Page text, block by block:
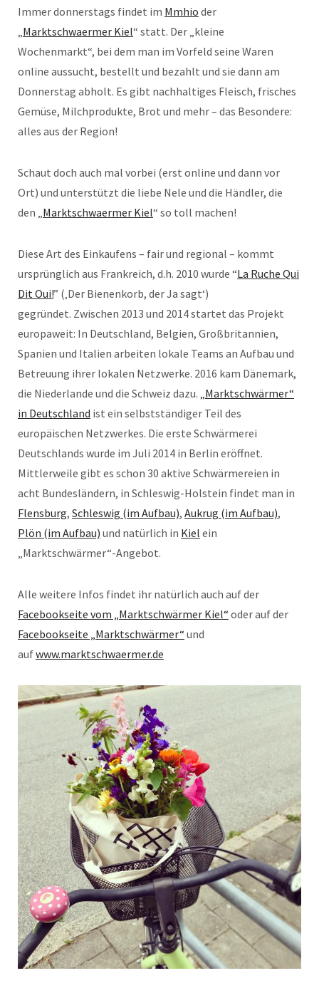
Immer donnerstags findet im Mmhio der
„Marktschwaermer Kiel“ statt. Der „kleine
Wochenmarkt“, bei dem man im Vorfeld seine Waren
online aussucht, bestellt und bezahlt und sie dann am
Donnerstag abholt. Es gibt nachhaltiges Fleisch, frisches
Gemüse, Milchprodukte, Brot und mehr – das Besondere:
alles aus der Region!
Schaut doch auch mal vorbei (erst online und dann vor
Ort) und unterstützt die liebe Nele und die Händler, die
den „Marktschwaermer Kiel“ so toll machen!
Diese Art des Einkaufens – fair und regional – kommt
ursprünglich aus Frankreich, d.h. 2010 wurde “La Ruche Qui
Dit Oui!” (‚Der Bienenkorb, der Ja sagt‘)
gegründet. Zwischen 2013 und 2014 startet das Projekt
europaweit: In Deutschland, Belgien, Großbritannien,
Spanien und Italien arbeiten lokale Teams an Aufbau und
Betreuung ihrer lokalen Netzwerke. 2016 kam Dänemark,
die Niederlande und die Schweiz dazu. „Marktschwärmer“
in Deutschland ist ein selbstständiger Teil des
europäischen Netzwerkes. Die erste Schwärmerei
Deutschlands wurde im Juli 2014 in Berlin eröffnet.
Mittlerweile gibt es schon 30 aktive Schwärmereien in
acht Bundesländern, in Schleswig-Holstein findet man in
Flensburg, Schleswig (im Aufbau), Aukrug (im Aufbau),
Plön (im Aufbau) und natürlich in Kiel ein
„Marktschwärmer“-Angebot.
Alle weitere Infos findet ihr natürlich auch auf der
Facebookseite vom „Marktschwärmer Kiel“ oder auf der
Facebookseite „Marktschwärmer“ und
aufwww.marktschwaermer.de